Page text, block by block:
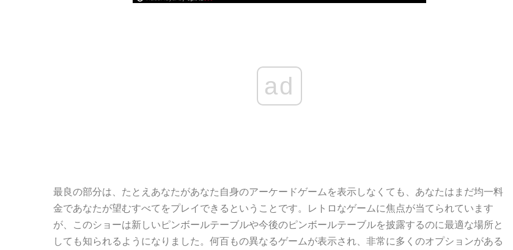
ad
最良の部分は、たとえあなたがあなた自身のアーケードゲームを表示しなくても、あなたはまだ均一料
金であなたが望むすべてをプレイできるということです。レトロなゲームに焦点が当てられています
が、このショーは新しいピンボールテーブルや今後のピンボールテーブルを披露するのに最適な場所と
しても知られるようになりました。何百もの異なるゲームが表示され、非常に多くのオプションがある